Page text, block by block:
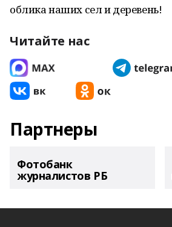
облика наших сел и деревень!
Читайте нас
Партнеры
Фотобанк
журналистов РБ